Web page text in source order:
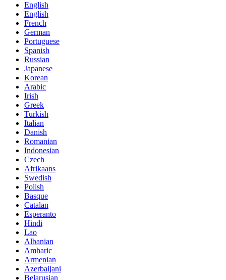
English
English
French
German
Portuguese
Spanish
Russian
Japanese
Korean
Arabic
Irish
Greek
Turkish
Italian
Danish
Romanian
Indonesian
Czech
Afrikaans
Swedish
Polish
Basque
Catalan
Esperanto
Hindi
Lao
Albanian
Amharic
Armenian
Azerbaijani
Belarusian